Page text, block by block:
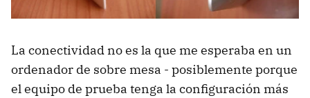
La conectividad no es la que me esperaba en un
ordenador de sobre mesa - posiblemente porque
el equipo de prueba tenga la configuración más